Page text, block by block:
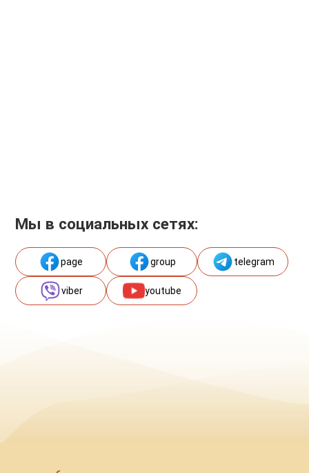
Мы в социальных сетях:
page group telegram
viber youtube